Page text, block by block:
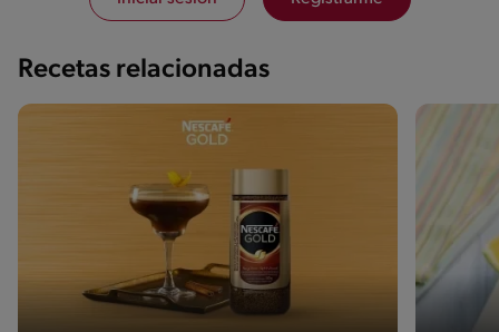
Recetas relacionadas